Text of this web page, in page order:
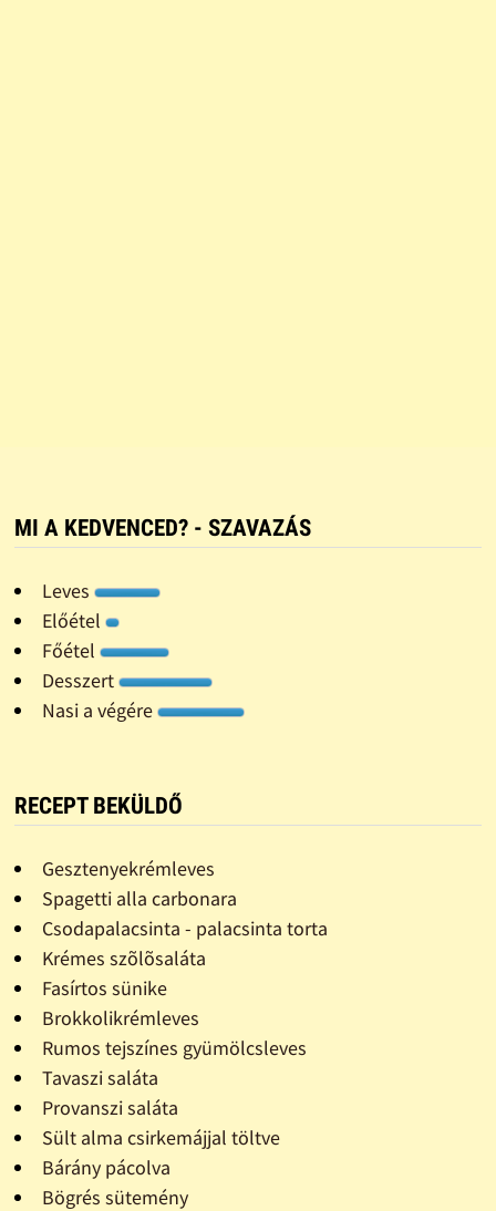
MI A KEDVENCED? - SZAVAZÁS
Leves
Előétel
Főétel
Desszert
Nasi a végére
RECEPT BEKÜLDŐ
Gesztenyekrémleves
Spagetti alla carbonara
Csodapalacsinta - palacsinta torta
Krémes szõlõsaláta
Fasírtos sünike
Brokkolikrémleves
Rumos tejszínes gyümölcsleves
Tavaszi saláta
Provanszi saláta
Sült alma csirkemájjal töltve
Bárány pácolva
Bögrés sütemény